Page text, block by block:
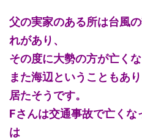
父の実家のある所は台風
れがあり、
その度に大勢の方が亡くな
また海辺ということもあ
居たそうです。
Fさんは交通事故で亡くな
は